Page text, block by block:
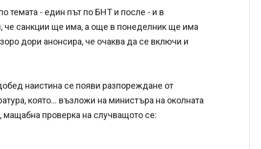
темата - един път по БНТ и после - и в
че санкции ще има, а още в понеделник ще има
дори анонсира, че очаква да се включи и
наистина се появи разпореждане от
която... възложи на министъра на околната
мащабна проверка на случващото се: